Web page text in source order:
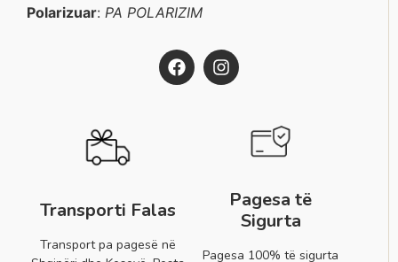
Polarizuar: PA POLARIZIM
Transporti Falas
Transport pa pagesë në
Pagesa të
Sigurta
Pagesa 100% të sigurta